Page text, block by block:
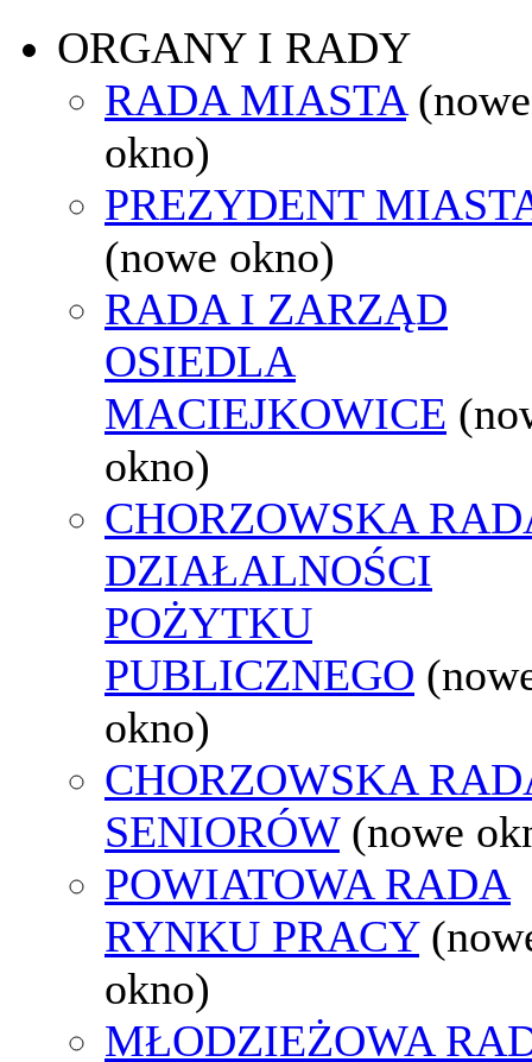
ORGANY I RADY
RADA MIASTA (nowe
okno)
PREZYDENT
(nowe okno)
RADA I ZARZĄD
OSIEDLA
MACIEJKOWICE
okno)
CHORZOWSKA
DZIAŁALNOŚCI
POŻYTKU
PUBLICZNEGO
okno)
CHORZOWSKA
SENIORÓW (nowe
POWIATOWA RADA
RYNKU PRACY
okno)
MŁODZIEŻOWA